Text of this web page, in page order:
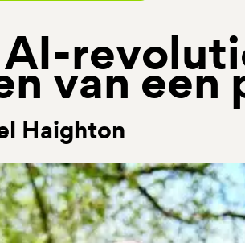
van een
Haighton